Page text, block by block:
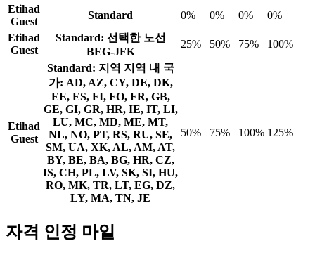
Etihad
Guest
Standard 0% 0% 0%
0%
Etihad
Guest
Standard: 선택한 노선
BEG-JFK
25% 50% 75% 100%
Etihad
Guest
Standard: 지역 지역 내 국
가: AD, AZ, CY, DE, DK,
EE, ES, FI, FO, FR, GB,
GE, GI, GR, HR, IE, IT, LI,
LU, MC, MD, ME, MT,
NL, NO, PT, RS, RU, SE,
SM, UA, XK, AL, AM, AT,
BY, BE, BA, BG, HR, CZ,
IS, CH, PL, LV, SK, SI, HU,
RO, MK, TR, LT, EG, DZ,
LY, MA, TN, JE
50% 75% 100% 125%
자격 인정 마일